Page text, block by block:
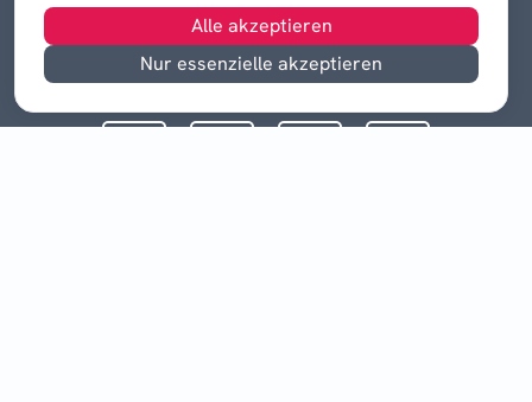
Alle akzeptieren
Nur essenzielle akzeptieren